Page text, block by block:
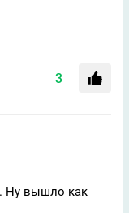
3
Ну вышло как